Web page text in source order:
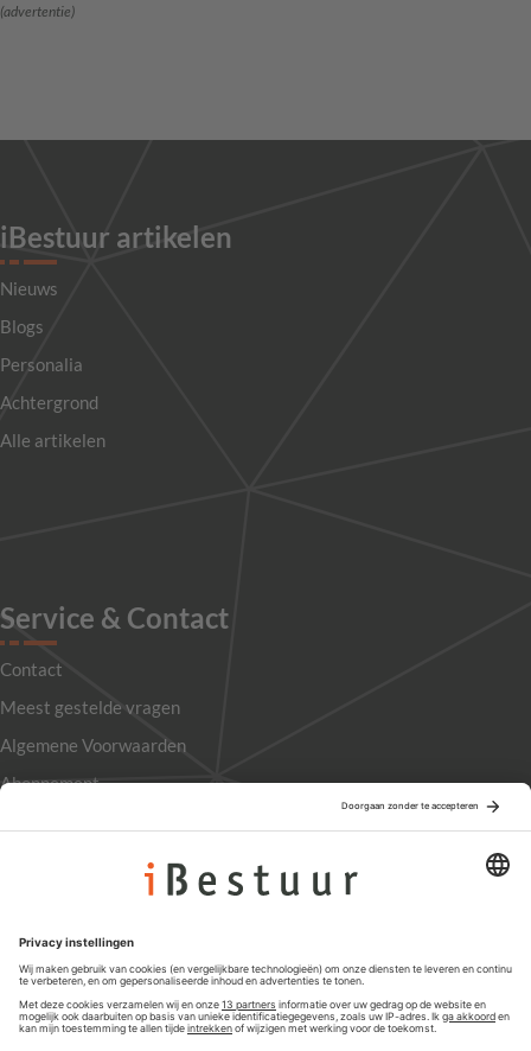
(advertentie)
iBestuur artikelen
Nieuws
Blogs
Personalia
Achtergrond
Alle artikelen
Service & Contact
Contact
Meest gestelde vragen
Algemene Voorwaarden
Abonnement
Privacyinstellingen